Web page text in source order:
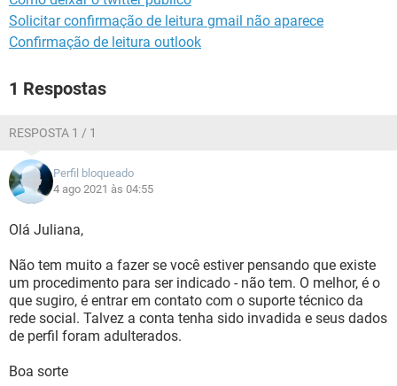
Solicitar confirmação de leitura gmail não aparece
Confirmação de leitura outlook
1 Respostas
RESPOSTA 1 / 1
Perfil bloqueado
4 ago 2021 às 04:55
Olá Juliana,
Não tem muito a fazer se você estiver pensando que existe
um procedimento para ser indicado - não tem. O melhor, é o
que sugiro, é entrar em contato com o suporte técnico da
rede social. Talvez a conta tenha sido invadida e seus dados
de perfil foram adulterados.
Boa sorte